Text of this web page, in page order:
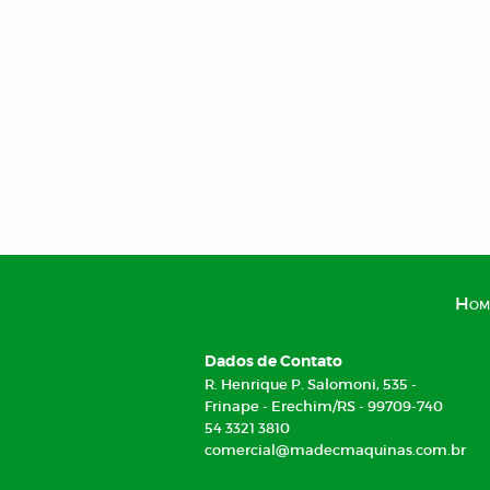
Dados de Contato
R. Henrique P. Salomoni, 535 -
Frinape - Erechim/RS - 99709-740
54 3321 3810
comercial@madecmaquinas.com.br